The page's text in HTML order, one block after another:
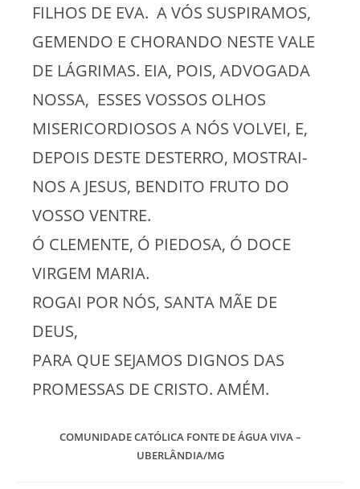
FILHOS DE EVA. A VÓS SUSPIRAMOS,
GEMENDO E CHORANDO NESTE VALE
DE LÁGRIMAS. EIA, POIS, ADVOGADA
NOSSA, ESSES VOSSOS OLHOS
MISERICORDIOSOS A NÓS VOLVEI, E,
DEPOIS DESTE DESTERRO, MOSTRAI-
NOS A JESUS, BENDITO FRUTO DO
VOSSO VENTRE.
Ó CLEMENTE, Ó PIEDOSA, Ó DOCE
VIRGEM MARIA.
ROGAI POR NÓS, SANTA MÃE DE
DEUS,
PARA QUE SEJAMOS DIGNOS DAS
PROMESSAS DE CRISTO. AMÉM.
COMUNIDADE CATÓLICA FONTE DE ÁGUA VIVA –
UBERLÂNDIA/MG